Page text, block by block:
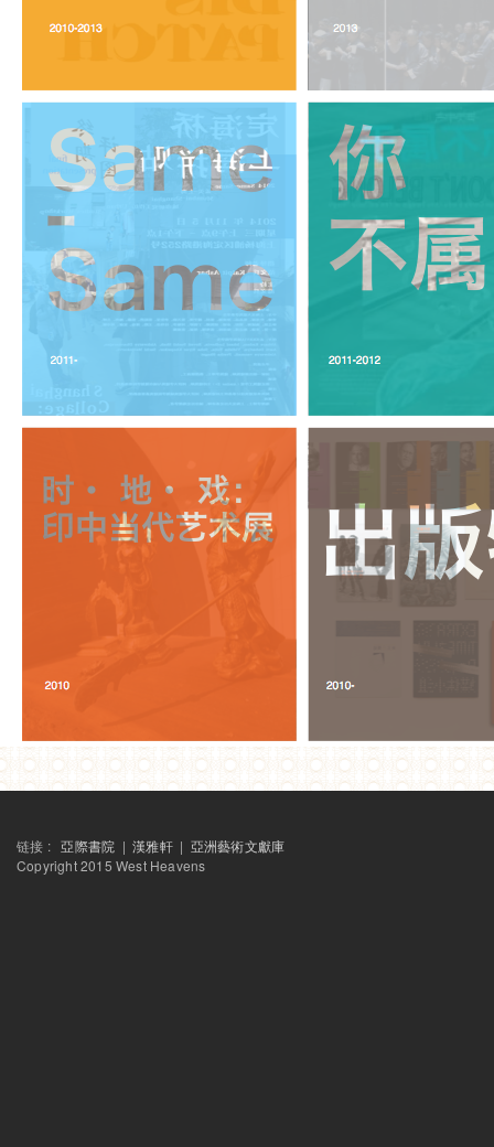
链接 :亞際書院 |漢雅軒 | 亞洲藝術文獻庫
Copyright 2015 West Heavens